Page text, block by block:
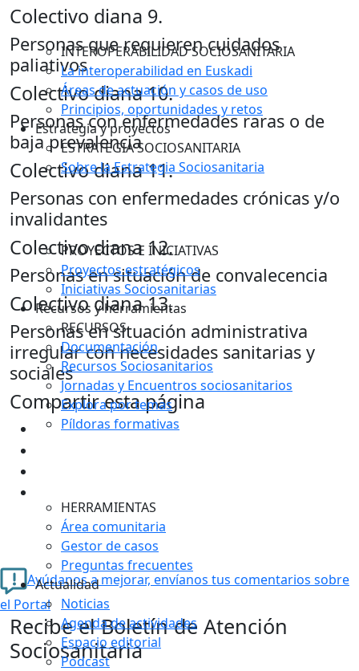
INTEROPERABILIDAD SOCIOSANITARIA
La interoperabilidad en Euskadi
Áreas de actuación y casos de uso
Principios, oportunidades y retos
Estrategia y proyectos
ESTRATEGIA SOCIOSANITARIA
Sobre la Estrategia Sociosanitaria
PROYECTOS E INICIATIVAS
Proyectos estratégicos
Iniciativas Sociosanitarias
Recursos y herramientas
RECURSOS
Documentación
Recursos Sociosanitarios
Jornadas y Encuentros sociosanitarios
Explora por temas
Píldoras formativas
HERRAMIENTAS
Área comunitaria
Gestor de casos
Preguntas frecuentes
Actualidad
Noticias
Agenda de actividades
Espacio editorial
Podcast
Colectivo diana 9.
Personas que requieren cuidados
paliativos
Colectivo diana10.
Personas con enfermedades raras o de
baja prevalencia
Colectivo diana11.
Personas con enfermedades crónicas y/o
invalidantes
Colectivo diana12.
Personas en situación de convalecencia
Colectivo diana13.
Personas en situación administrativa
irregular con necesidades sanitarias y
sociales
Compartir esta página
Ayúdanos a mejorar, envíanos tus comentarios sobre
el Portal
Recibe el Boletín de Atención
Sociosanitaria